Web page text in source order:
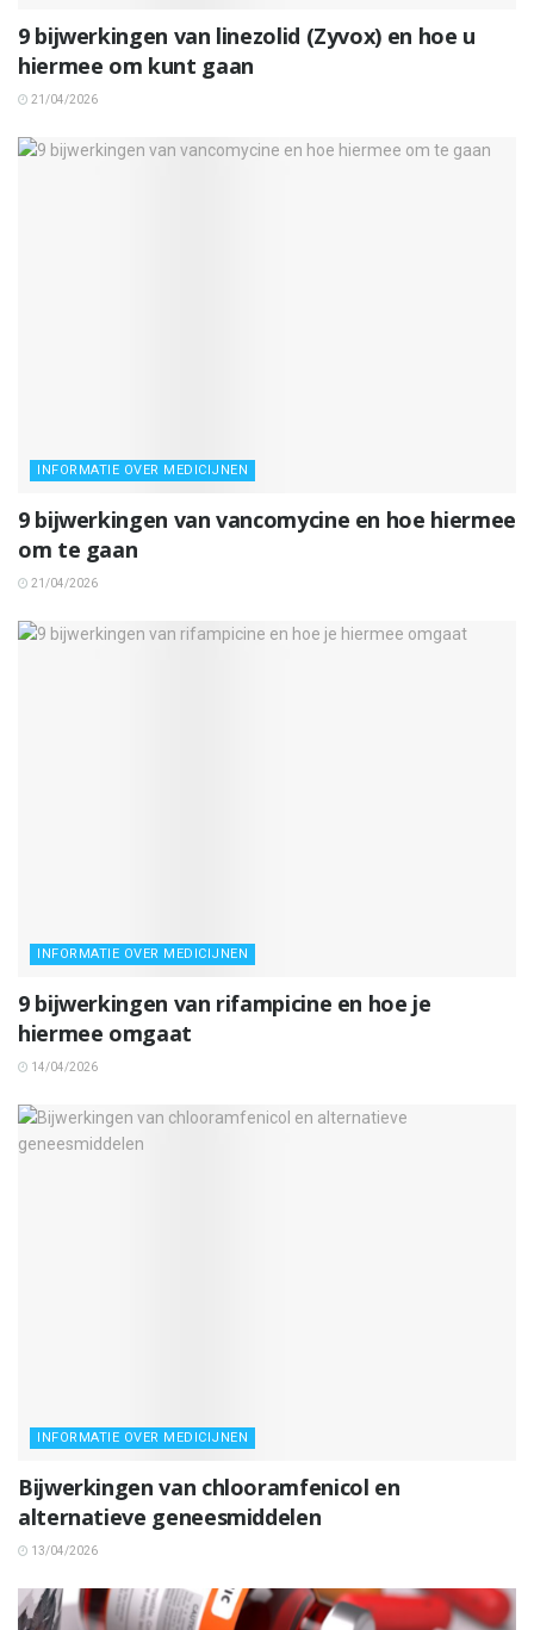
9 bijwerkingen van linezolid (Zyvox) en hoe u
hiermee om kunt gaan
21/04/2026
INFORMATIE OVER MEDICIJNEN
9 bijwerkingen van vancomycine en hoe hiermee
om te gaan
21/04/2026
INFORMATIE OVER MEDICIJNEN
9 bijwerkingen van rifampicine en hoe je
hiermee omgaat
14/04/2026
INFORMATIE OVER MEDICIJNEN
Bijwerkingen van chlooramfenicol en
alternatieve geneesmiddelen
13/04/2026